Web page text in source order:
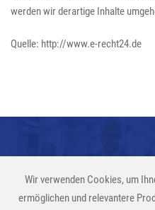
Wir verwenden Cookies, um
ermöglichen und relevantere
werden wir derartige Inhalte
Quelle: http://www.e-recht24.de